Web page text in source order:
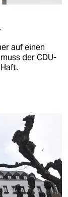
auf einen
der CDU-